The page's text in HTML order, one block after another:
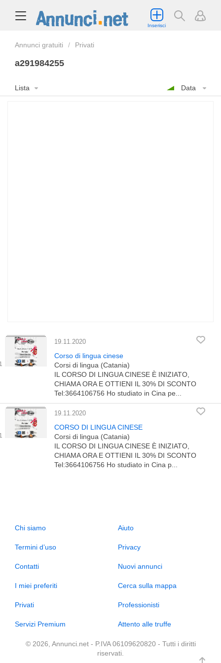
Inserisci
Annunci gratuiti Privati
a291984255
Lista Data
19.11.2020
Corso di lingua cinese
Corsi di lingua (Catania)
IL CORSO DI LINGUA CINESE È INIZIATO,
CHIAMA ORA E OTTIENI IL 30% DI SCONTO
Tel:3664106756 Ho studiato in Cina pe...
19.11.2020
CORSO DI LINGUA CINESE
Corsi di lingua (Catania)
IL CORSO DI LINGUA CINESE È INIZIATO,
CHIAMA ORA E OTTIENI IL 30% DI SCONTO
Tel:3664106756 Ho studiato in Cina p...
Chi siamo Aiuto
Termini d’uso Privacy
Contatti Nuovi annunci
I miei preferiti Cerca sulla mappa
Privati Professionisti
Servizi Premium Attento alle truffe
© 2026, Annunci.net - P.IVA 06109620820 - Tutti i diritti
riservati.